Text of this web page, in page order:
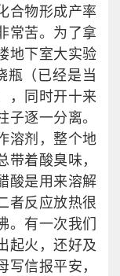
合物形成产率
常苦。为了拿
地下室大实验
瓶（已经是当
，同时开十来
逐一分离。
溶剂，整个地
带着酸臭味，
酸是用来溶解
者反应放热很
。有一次我们
起火，还好及
信报平安，